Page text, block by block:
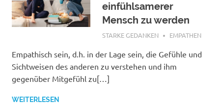
einfühlsamerer
Mensch zu werden
NOVEMBER 21, 2021
STARKE GEDANKEN EMPATHEN
Empathisch sein, d.h. in der Lage sein, die Gefühle und
Sichtweisen des anderen zu verstehen und ihm
gegenüber Mitgefühl zu[…]
WEITERLESEN